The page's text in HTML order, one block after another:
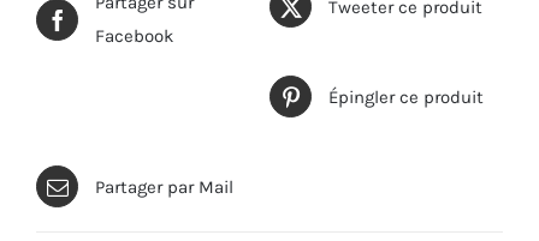
Facebook
Tweeter ce produit
Épingler ce produit
Partager par Mail